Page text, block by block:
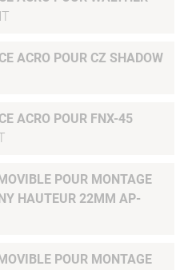
ACRO POUR CZ SHADOW
POUR FNX-45
POUR MONTAGE
HAUTEUR 22MM AP-
POUR MONTAGE